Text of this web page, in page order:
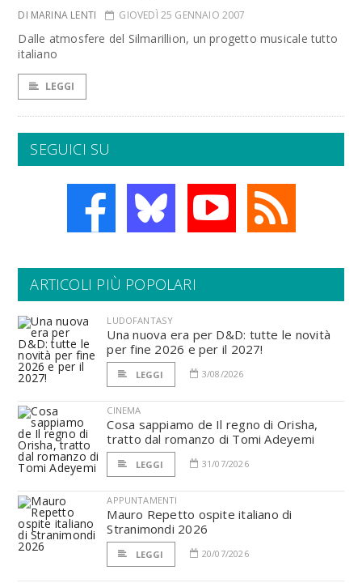
DI MARINA LENTI GIOVEDÌ 25 GENNAIO 2007
Dalle atmosfere del Silmarillion, un progetto musicale tutto
italiano
LEGGI
SEGUICI SU
ARTICOLI PIÙ POPOLARI
LUDOFANTASY
Una nuova era per D&D: tutte le novità
per fine 2026 e per il 2027!
LEGGI 3/08/2026
CINEMA
Cosa sappiamo de Il regno di Orisha,
tratto dal romanzo di Tomi Adeyemi
LEGGI 31/07/2026
APPUNTAMENTI
Mauro Repetto ospite italiano di
Stranimondi 2026
LEGGI 20/07/2026